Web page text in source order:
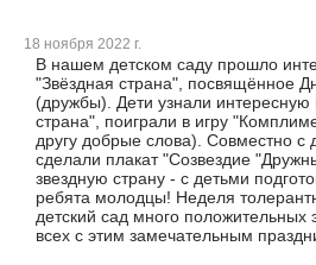
18 ноября 2022 г.
В нашем детском саду прошло
"Звёздная страна", посвящённое
(дружбы). Дети узнали интересную
страна", поиграли в игру
другу добрые слова). Совместно с
сделали плакат "Созвездие
звездную страну - с детьми
ребята молодцы! Неделя
детский сад много
всех с этим замечательным